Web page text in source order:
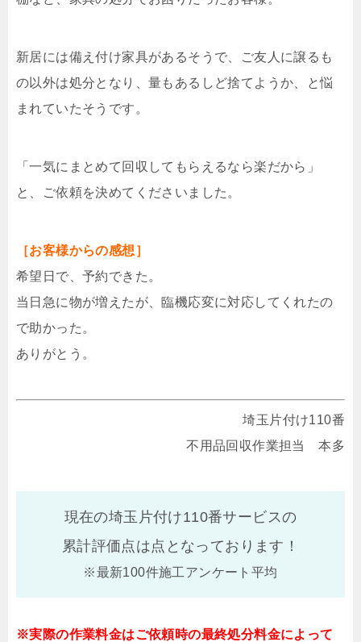
新居には備え付け家具があるそうで、ご友人に譲るも
の以外は処分となり、量もあるしど捨てようか、と悩
まれていたそうです。
「一気にまとめて回収してもらえるなら楽だから」
と、ご依頼を決めてくださいました。
［お客様からの感想］
希望日で、予約できた。
当日急に物が増えたが、臨機応変に対応してくれたの
で助かった。
ありがとう。
埼玉片付け110番
不用品回収作業担当 本多
現在の埼玉片付け110番サービスの
累計評価点は点となっております！
※最新100件施工アンケート平均
※実際の作業料金はご依頼時の最終処分料金によって